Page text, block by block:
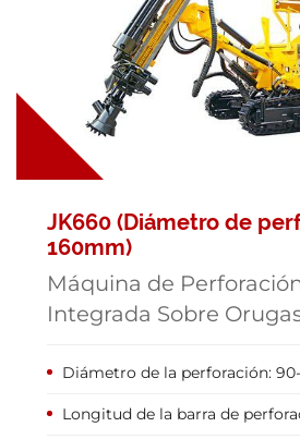
JK660 (Diámetro de
160mm)
Máquina de
Integrada Sobre
Diámetro de la perforación:
Longitud de la barra de